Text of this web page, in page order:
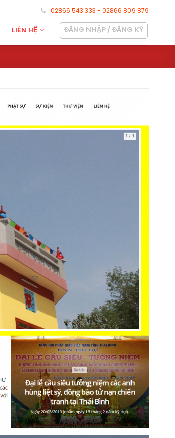
02866 543 333 - 02866 809 879
LIÊN HỆ ĐĂNG NHẬP / ĐĂNG KÝ